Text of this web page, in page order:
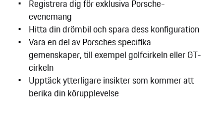
Registrera dig för exklusiva Porsche-
evenemang
Hitta din drömbil och spara dess konfiguration
Vara en del av Porsches specifika
gemenskaper, till exempel golfcirkeln eller GT-
cirkeln
Upptäck ytterligare insikter som kommer att
berika din körupplevelse